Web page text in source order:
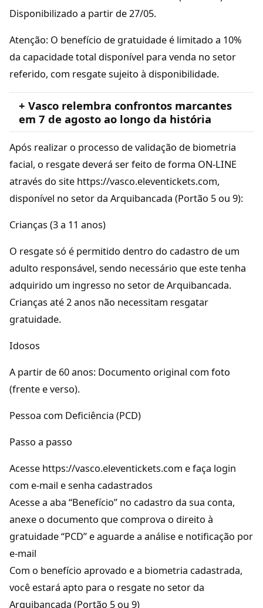
Disponibilizado a partir de 27/05.
Atenção: O benefício de gratuidade é limitado a 10%
da capacidade total disponível para venda no setor
referido, com resgate sujeito à disponibilidade.
+ Vasco relembra confrontos marcantes
em 7 de agosto ao longo da história
Após realizar o processo de validação de biometria
facial, o resgate deverá ser feito de forma ON-LINE
através do site https://vasco.eleventickets.com,
disponível no setor da Arquibancada (Portão 5 ou 9):
Crianças (3 a 11 anos)
O resgate só é permitido dentro do cadastro de um
adulto responsável, sendo necessário que este tenha
adquirido um ingresso no setor de Arquibancada.
Crianças até 2 anos não necessitam resgatar
gratuidade.
Idosos
A partir de 60 anos: Documento original com foto
(frente e verso).
Pessoa com Deficiência (PCD)
Passo a passo
Acesse https://vasco.eleventickets.com e faça login
com e-mail e senha cadastrados
Acesse a aba “Benefício” no cadastro da sua conta,
anexe o documento que comprova o direito à
gratuidade “PCD” e aguarde a análise e notificação por
e-mail
Com o benefício aprovado e a biometria cadastrada,
você estará apto para o resgate no setor da
Arquibancada (Portão 5 ou 9)